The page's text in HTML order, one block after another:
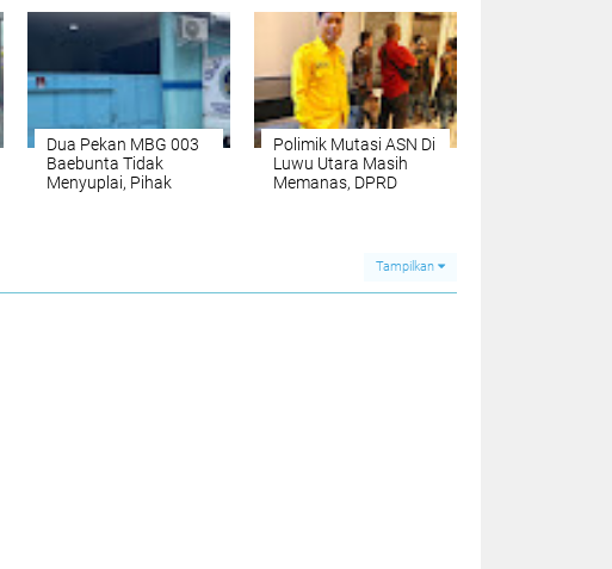
Desa/Kelurahan
Merah Putih di Seko
Dua Pekan MBG 003
Baebunta Tidak
Menyuplai, Pihak
Polimik Mutasi ASN Di
Luwu Utara Masih
Memanas, DPRD
Tampilkan